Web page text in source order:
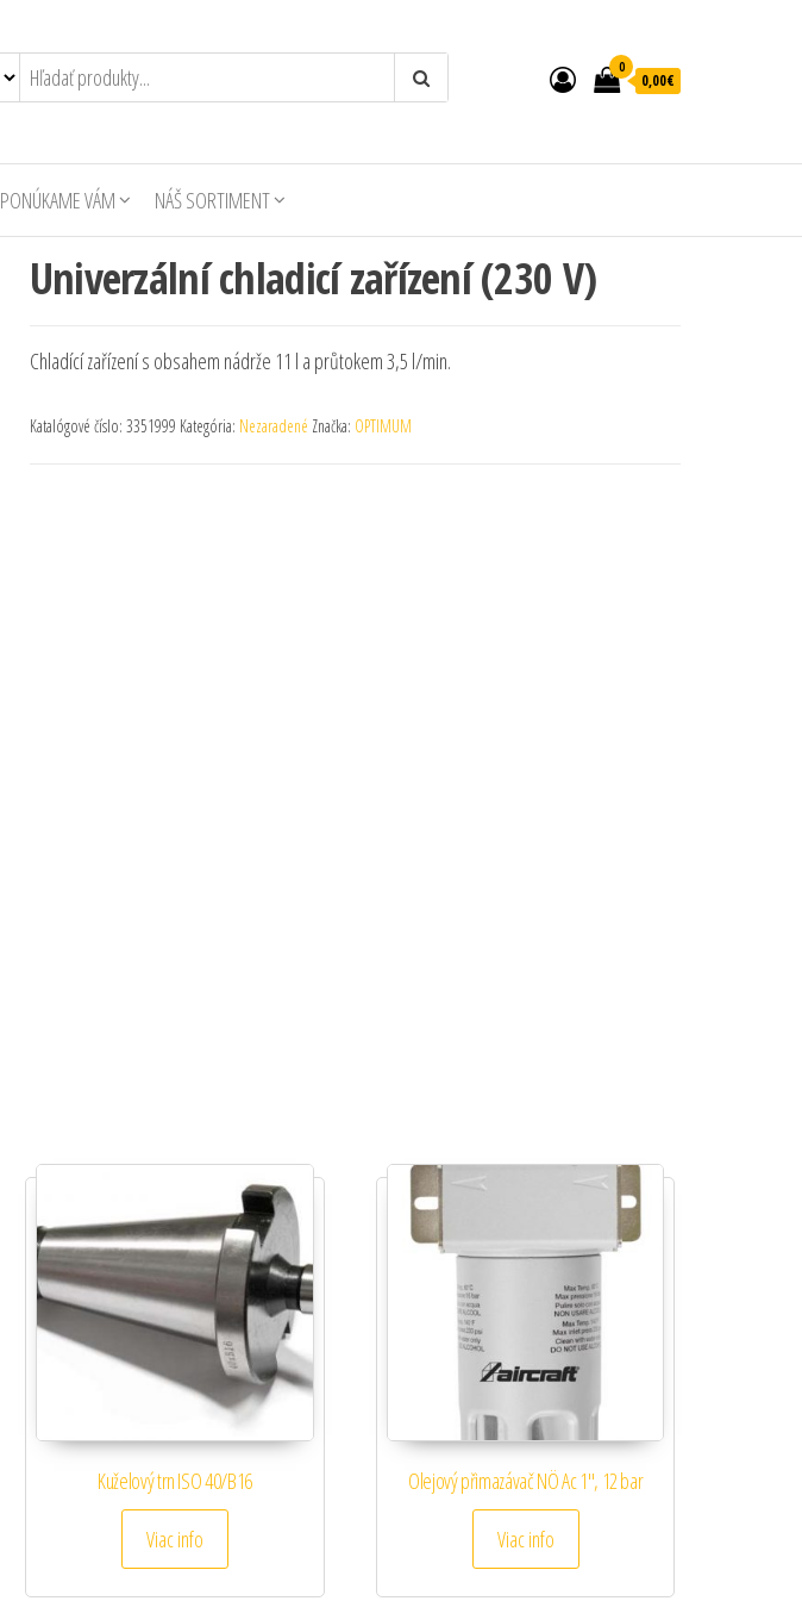
0
0,00€
PONÚKAME VÁM NÁŠ SORTIMENT
Univerzální chladicí zařízení (230 V)
Chladící zařízení s obsahem nádrže 11 l a průtokem 3,5 l/min.
Katalógové číslo: 3351999 Kategória: Nezaradené Značka: OPTIMUM
Kuželový trn ISO 40/B16
Viac info
Olejový přimazávač NÖ Ac 1″, 12 bar
Viac info